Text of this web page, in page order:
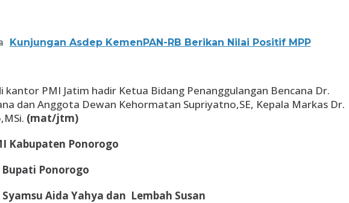
Kunjungan Asdep KemenPAN-RB Berikan Nilai Positif MPP
kantor PMI Jatim hadir Ketua Bidang Penanggulangan Bencana Dr.
dan Anggota Dewan Kehormatan Supriyatno,SE, Kepala Markas Dr.
(mat/jtm)
Kabupaten Ponorogo
Ponorogo
Aida Yahya dan Lembah Susan